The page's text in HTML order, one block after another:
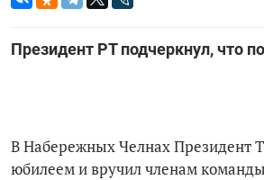
Президент РТ подчеркнул, что
В Набережных Челнах Президент
юбилеем и вручил членам